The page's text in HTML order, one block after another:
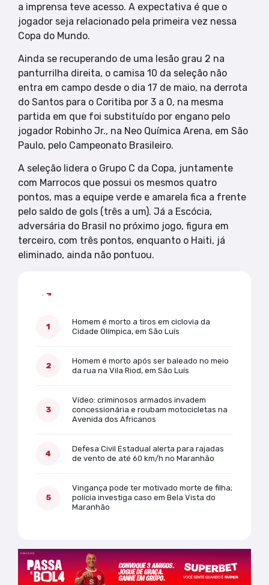
a imprensa teve acesso. A expectativa é que o
jogador seja relacionado pela primeira vez nessa
Copa do Mundo.
Ainda se recuperando de uma lesão grau 2 na
panturrilha direita, o camisa 10 da seleção não
entra em campo desde o dia 17 de maio, na derrota
do Santos para o Coritiba por 3 a 0, na mesma
partida em que foi substituído por engano pelo
jogador Robinho Jr., na Neo Química Arena, em São
Paulo, pelo Campeonato Brasileiro.
A seleção lidera o Grupo C da Copa, juntamente
com Marrocos que possui os mesmos quatro
pontos, mas a equipe verde e amarela fica a frente
pelo saldo de gols (três a um). Já a Escócia,
adversária do Brasil no próximo jogo, figura em
terceiro, com três pontos, enquanto o Haiti, já
eliminado, ainda não pontuou.
Homem é morto a tiros em ciclovia da
Cidade Olímpica, em São Luís
Homem é morto após ser baleado no meio
da rua na Vila Riod, em São Luís
Vídeo: criminosos armados invadem
concessionária e roubam motocicletas na
Avenida dos Africanos
Defesa Civil Estadual alerta para rajadas
de vento de até 60 km/h no Maranhão
Vingança pode ter motivado morte de filha;
polícia investiga caso em Bela Vista do
Maranhão